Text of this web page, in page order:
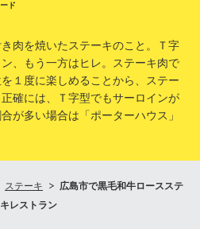
ド
肉を焼いたステーキのこと。Ｔ字
、もう一方はヒレ。ステーキ肉で
１度に楽しめることから、ステー
確には、Ｔ字型でもサーロインが
が多い場合は「ポーターハウス」
ステーキ
広島市で黒毛和牛ロースステ
レストラン